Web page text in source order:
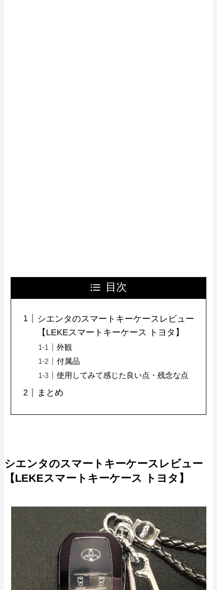
目次
シエンタのスマートキーケースレビュー
【LEKEスマートキーケース トヨタ】
外観
付属品
使用してみて感じた良い点・残念な点
まとめ
シエンタのスマートキーケースレビュー
【LEKEスマートキーケース トヨタ】